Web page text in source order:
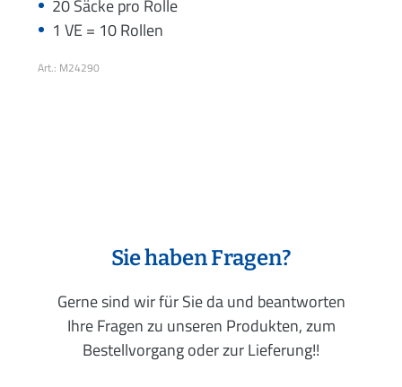
20 Säcke pro Rolle
1 VE = 10 Rollen
Art.: M24290
Sie haben Fragen?
Gerne sind wir für Sie da und beantworten
Ihre Fragen zu unseren Produkten, zum
Bestellvorgang oder zur Lieferung!!